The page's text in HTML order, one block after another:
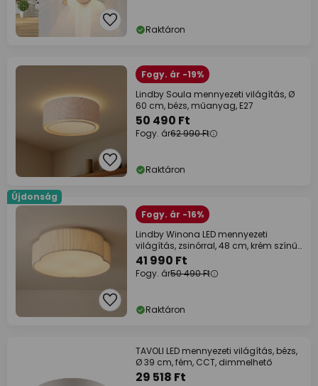
Raktáron
Fogy. ár -19%
Lindby Soula mennyezeti világítás, Ø
60 cm, bézs, műanyag, E27
50 490 Ft
Fogy. ár62 990 Ft
Raktáron
Újdonság
Fogy. ár -16%
Lindby Winona LED mennyezeti
világítás, zsinórral, 48 cm, krém színű,
CCT
41 990 Ft
Fogy. ár50 490 Ft
Raktáron
TAVOLI LED mennyezeti világítás, bézs,
Ø 39 cm, fém, CCT, dimmelhető
29 518 Ft